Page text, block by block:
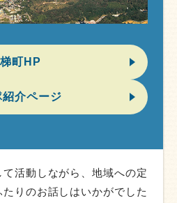
町HP
紹介ページ
活動しながら、地域への定
りのお話しはいかがでした